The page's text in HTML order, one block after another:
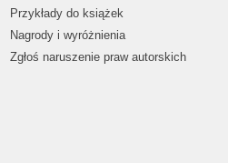
Przykłady do książek
Nagrody i wyróżnienia
Zgłoś naruszenie praw autorskich